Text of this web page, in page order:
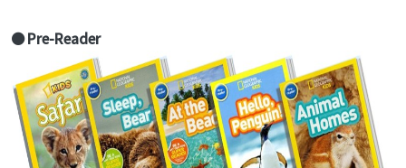
● Pre-Reader